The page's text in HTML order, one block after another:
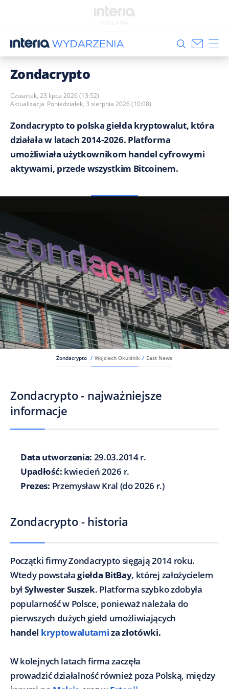
Zondacrypto
Czwartek, 23 lipca 2026 (13:52)
Aktualizacja Poniedziałek, 3 sierpnia 2026 (10:08)
Zondacrypto to polska giełda kryptowalut, która
działała w latach 2014-2026. Platforma
umożliwiała użytkownikom handel cyfrowymi
aktywami, przede wszystkim Bitcoinem.
Zondacrypto / Wojciech Okulśnik / East News
Zondacrypto - najważniejsze
informacje
Data utworzenia: 29.03.2014 r.
Upadłość: kwiecień 2026 r.
Prezes: Przemysław Kral (do 2026 r.)
Zondacrypto - historia
Początki firmy Zondacrypto sięgają 2014 roku.
Wtedy powstałagiełda BitBay, której założycielem
byłSylwester Suszek. Platforma szybko zdobyła
popularność w Polsce, ponieważ należała do
pierwszych dużych giełd umożliwiających
handel kryptowalutamiza złotówki.
W kolejnych latach firma zaczęła
prowadzić działalność również poza Polską, między